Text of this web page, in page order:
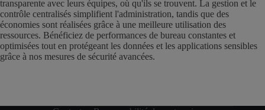
transparente avec leurs équipes, où qu'ils se trouvent. La gestion et le
contrôle centralisés simplifient l'administration, tandis que des
économies sont réalisées grâce à une meilleure utilisation des
ressources. Bénéficiez de performances de bureau constantes et
optimisées tout en protégeant les données et les applications sensibles
grâce à nos mesures de sécurité avancées.